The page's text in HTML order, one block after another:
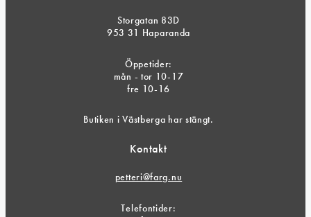
Storgatan 83D
953 31 Haparanda
Öppetider:
mån - tor 10-17
fre 10-16
Butiken i Västberga har stängt.
Kontakt
petteri@farg.nu
Telefontider: